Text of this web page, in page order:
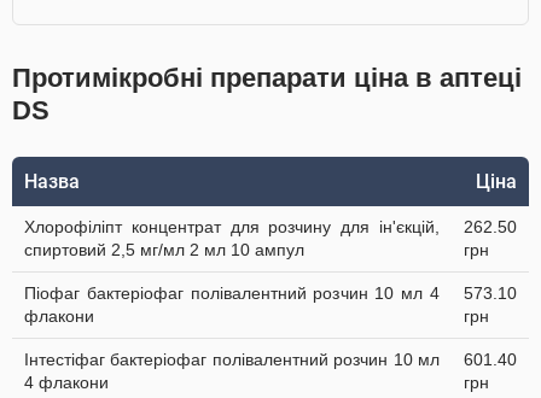
Протимікробні препарати ціна в аптеці
DS
Назва Ціна
Хлорофіліпт концентрат для розчину для ін'єкцій,
спиртовий 2,5 мг/мл 2 мл 10 ампул
262.50
грн
Піофаг бактеріофаг полівалентний розчин 10 мл 4
флакони
573.10
грн
Інтестіфаг бактеріофаг полівалентний розчин 10 мл
4 флакони
601.40
грн